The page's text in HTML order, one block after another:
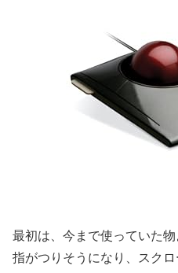
最初は、今まで使っていた
指がつりそうになり、スク